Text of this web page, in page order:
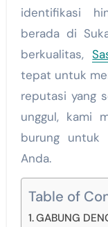
identifikasi
berada di
berkualitas,
tepat untuk
reputasi yang
unggul, kami
burung untuk
Anda.
Table of
GABUNG